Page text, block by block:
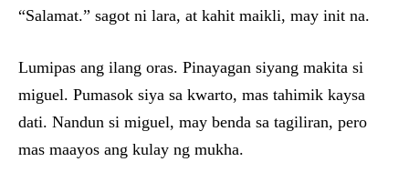
“Salamat.” sagot ni lara, at kahit maikli, may init na.
Lumipas ang ilang oras. Pinayagan siyang makita si
miguel. Pumasok siya sa kwarto, mas tahimik kaysa
dati. Nandun si miguel, may benda sa tagiliran, pero
mas maayos ang kulay ng mukha.